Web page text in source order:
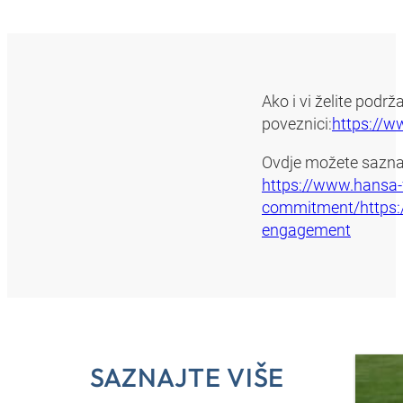
Ako i vi želite
poveznici:https://
Ovdje možete
https://
commitment/
engagement
SAZNAJTE VIŠE